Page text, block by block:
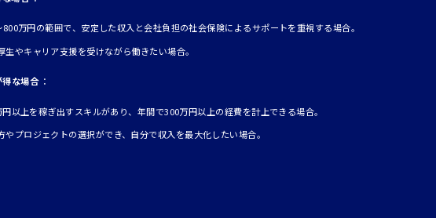
万円の範囲で、安定した収入と会社負担の社会保険によるサポートを重視する場合。
生やキャリア支援を受けながら働きたい場合。
得な場合 ：
以上を稼ぎ出すスキルがあり、年間で300万円以上の経費を計上できる場合。
やプロジェクトの選択ができ、自分で収入を最大化したい場合。